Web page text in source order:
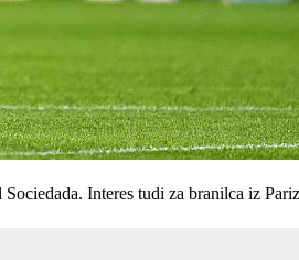
Interes tudi za branilca iz